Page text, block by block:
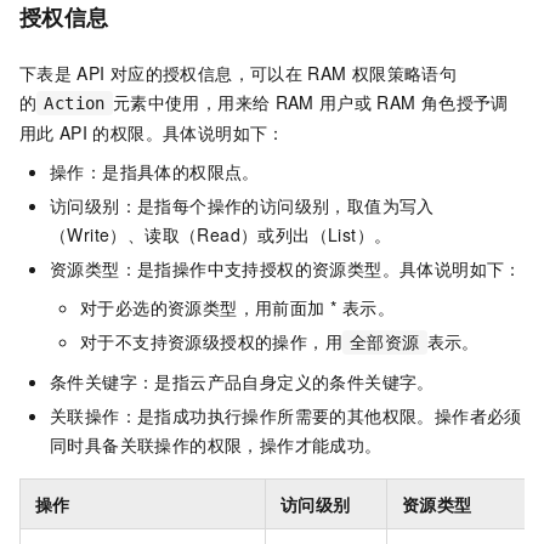
授权信息
下表是 API 对应的授权信息，可以在 RAM 权限策略语句
的 Action 元素中使用，用来给 RAM 用户或 RAM 角色授予调
用此 API 的权限。具体说明如下：
操作：是指具体的权限点。
访问级别：是指每个操作的访问级别，取值为写入
（Write）、读取（Read）或列出（List）。
资源类型：是指操作中支持授权的资源类型。具体说明如下：
对于必选的资源类型，用前面加 * 表示。
对于不支持资源级授权的操作，用 全部资源 表示。
条件关键字：是指云产品自身定义的条件关键字。
关联操作：是指成功执行操作所需要的其他权限。操作者必须
同时具备关联操作的权限，操作才能成功。
操作 访问级别 资源类型